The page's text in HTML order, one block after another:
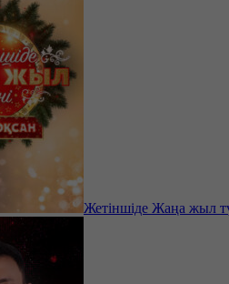
Жетіншіде Жаңа жыл